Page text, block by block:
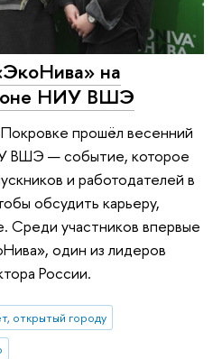
на
НИУ ВШЭ
прошёл весенний
ВШЭ — событие, которое
и работодателей в
обсудить карьеру,
Среди участников впервые
один из лидеров
России.
открытый городу